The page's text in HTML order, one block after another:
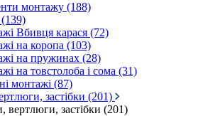
монтажу (188)
Вбивця карася (72)
на коропа (103)
на пружинах (28)
на товстолоба і сома (31)
монтажі (87)
застібки (201)
вертлюги, застібки (201)